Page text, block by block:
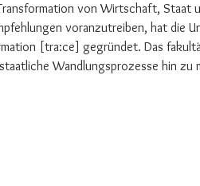
von Wirtschaft, Staat
voranzutreiben, hat die
[tra:ce] gegründet. Das
Wandlungsprozesse hin zu